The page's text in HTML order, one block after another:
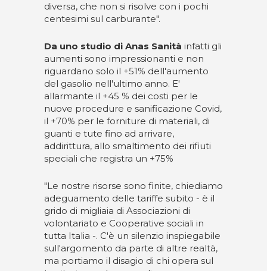
diversa, che non si risolve con i pochi
centesimi sul carburante".
Da uno studio di Anas Sanità infatti gli
aumenti sono impressionanti e non
riguardano solo il +51% dell'aumento
del gasolio nell'ultimo anno. E'
allarmante il +45 % dei costi per le
nuove procedure e sanificazione Covid,
il +70% per le forniture di materiali, di
guanti e tute fino ad arrivare,
addirittura, allo smaltimento dei rifiuti
speciali che registra un +75%
"Le nostre risorse sono finite, chiediamo
adeguamento delle tariffe subito - è il
grido di migliaia di Associazioni di
volontariato e Cooperative sociali in
tutta Italia -. C'è un silenzio inspiegabile
sull'argomento da parte di altre realtà,
ma portiamo il disagio di chi opera sul